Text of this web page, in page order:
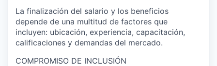
La finalización del salario y los beneficios
depende de una multitud de factores que
incluyen: ubicación, experiencia, capacitación,
calificaciones y demandas del mercado.
COMPROMISO DE INCLUSIÓN